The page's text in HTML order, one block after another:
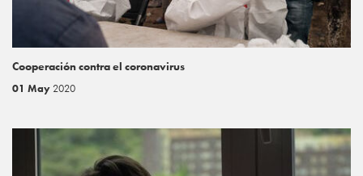
Cooperación contra el coronavirus
01 May 2020